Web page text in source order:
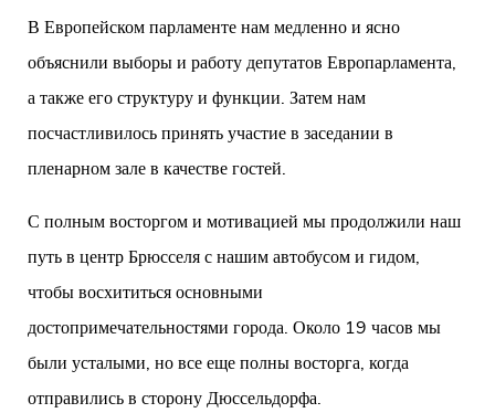
В Европейском парламенте нам медленно и ясно
объяснили выборы и работу депутатов Европарламента,
а также его структуру и функции. Затем нам
посчастливилось принять участие в заседании в
пленарном зале в качестве гостей.
С полным восторгом и мотивацией мы продолжили наш
путь в центр Брюсселя с нашим автобусом и гидом,
чтобы восхититься основными
достопримечательностями города. Около 19 часов мы
были усталыми, но все еще полны восторга, когда
отправились в сторону Дюссельдорфа.